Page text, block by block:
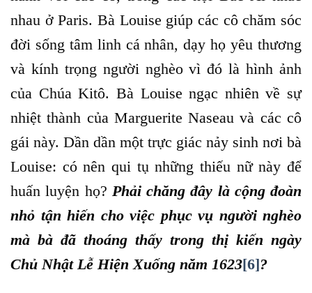
nhau ở Paris. Bà Louise giúp các cô chăm sóc
đời sống tâm linh cá nhân, dạy họ yêu thương
và kính trọng người nghèo vì đó là hình ảnh
của Chúa Kitô. Bà Louise ngạc nhiên về sự
nhiệt thành của Marguerite Naseau và các cô
gái này. Dần dần một trực giác nảy sinh nơi bà
Louise: có nên qui tụ những thiếu nữ này để
huấn luyện họ? Phải chăng đây là cộng đoàn
nhỏ tận hiến cho việc phục vụ người nghèo
mà bà đã thoáng thấy trong thị kiến ngày
Chủ Nhật Lễ Hiện Xuống năm 1623[6]?